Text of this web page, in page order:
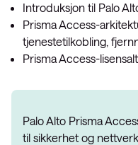
Introduksjon til Palo
Prisma Access-
tjenestetilkobling,
Prisma Access-
Palo Alto Prisma
til sikkerhet og